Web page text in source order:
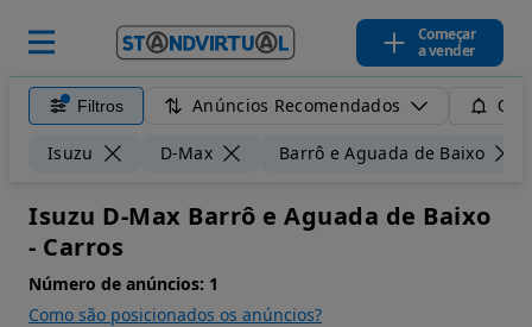
Começar
a vender
Filtros Anúncios Recomendados
Isuzu D-Max Barrô e Aguada de Baixo
Isuzu D-Max Barrô e Aguada de Baixo
- Carros
Número de anúncios: 1
Como são posicionados os anúncios?